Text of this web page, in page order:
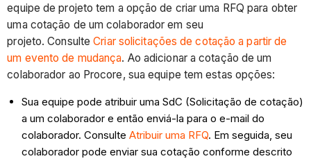
equipe de projeto tem a opção de criar uma RFQ para obter
uma cotação de um colaborador em seu
projeto. ConsulteCriar solicitações de cotação a partir de
um evento de mudança. Ao adicionar a cotação de um
colaborador ao Procore, sua equipe tem estas opções:
Sua equipe pode atribuir uma SdC (Solicitação de cotação)
a um colaborador e então enviá-la para o e-mail do
colaborador. ConsulteAtribuir uma RFQ. Em seguida, seu
colaborador pode enviar sua cotação conforme descrito